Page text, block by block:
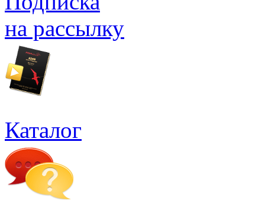
на рассылку
Каталог